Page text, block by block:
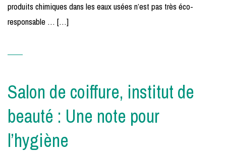
produits chimiques dans les eaux usées n’est pas très éco-
responsable … […]
Salon de coiffure, institut de
beauté : Une note pour
l’hygiène